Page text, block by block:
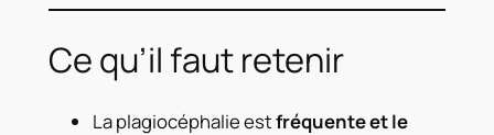
Ce qu’il faut retenir
La plagiocéphalie estfréquente et le